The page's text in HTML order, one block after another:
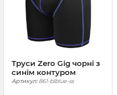
Труси Zero Gig чорні з
синім контуром
Артикул:861-blblue-ss